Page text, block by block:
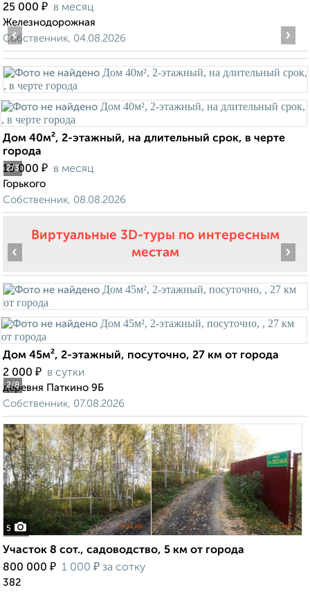
25 000 ₽ в месяц
Железнодорожная
Собственник, 04.08.2026
2/3
‹ ›
Дом 40м², 2-этажный, на длительный срок, в черте
города
18 000 ₽ в месяц
Горького
Собственник, 08.08.2026
Виртуальные 3D-туры по интересным
местам
2/8
‹ ›
Дом 45м², 2-этажный, посуточно, 27 км от города
2 000 ₽ в сутки
деревня Паткино 9Б
Собственник, 07.08.2026
5
Участок 8 сот., садоводство, 5 км от города
800 000 ₽ 1 000 ₽ за сотку
382